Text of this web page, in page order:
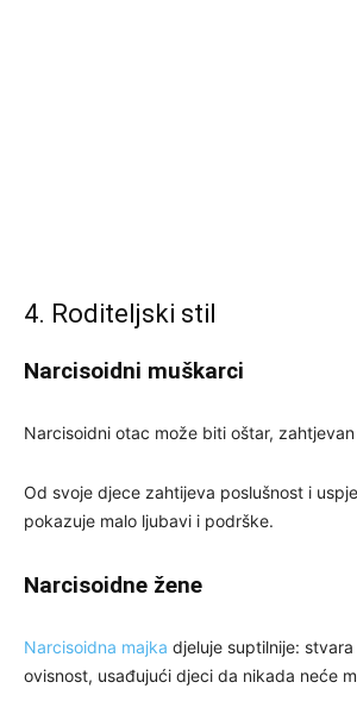
4. Roditeljski stil
Narcisoidni muškarci
Narcisoidni otac može biti oštar,
Od svoje djece zahtijeva poslušnost i
pokazuje malo ljubavi i podrške.
Narcisoidne žene
Narcisoidna majka djeluje suptilnije:
ovisnost, usađujući djeci da nikada neće